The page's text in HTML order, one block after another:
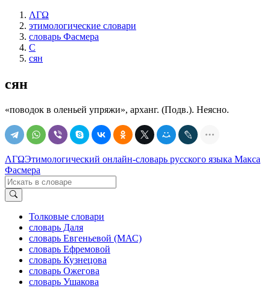
ΛΓΩ
этимологические словари
словарь Фасмера
С
сян
сян
«поводок в оленьей упряжи», арханг. (Подв.). Неясно.
ΛΓΩЭтимологический онлайн-словарь русского языка Макса
Фасмера
Толковые словари
словарь Даля
словарь Евгеньевой (МАС)
словарь Ефремовой
словарь Кузнецова
словарь Ожегова
словарь Ушакова